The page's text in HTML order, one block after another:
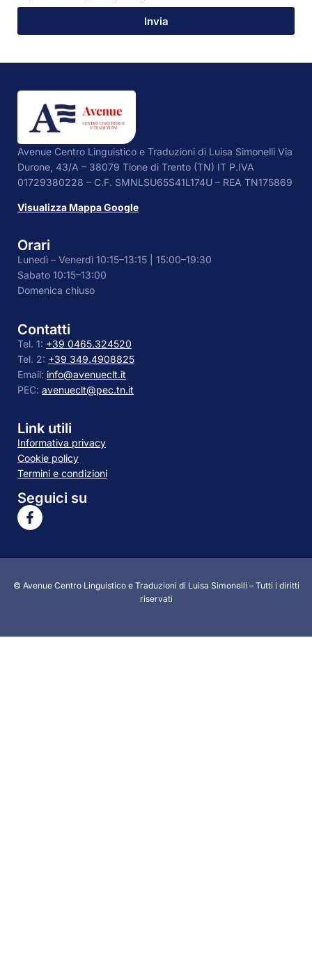
Invia
Avenue Centro Linguistico e Traduzioni di Luisa Simonelli Via
Durone, 43/A – 38079 Tione di Trento (TN) IT P.IVA
01729380228 – C.F. SMNLSU65S41L174U – REA TN175869
Visualizza Mappa Google
Orari
Lunedì – Venerdì 10:15–13:15 | 15:00–19:30
Sabato 10:15–13:00
Domenica chiuso
Contatti
Tel. 1: +39 0465.324520
Tel. 2: +39 349.4908825
Email: info@avenueclt.it
PEC: avenueclt@pec.tn.it
Link utili
Informativa privacy
Cookie policy
Termini e condizioni
Seguici su
© Avenue Centro Linguistico e Traduzioni di Luisa Simonelli – Tutti i diritti
riservati